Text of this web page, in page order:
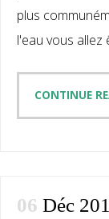
plus
l'eau vous allez
CONTINUE
06 Déc